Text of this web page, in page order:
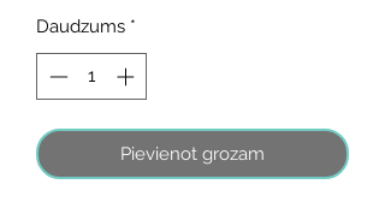
Daudzums *
Pievienot grozam